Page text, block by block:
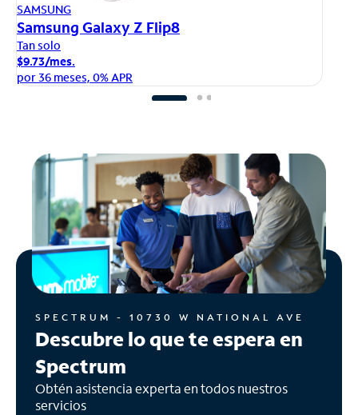
SAMSUNG
Samsung Galaxy Z Flip8
Tan solo
$9.73/mes.
por 36 meses, 0% APR
SPECTRUM - 10730 W NATIONAL AVE
Descubre lo que te espera en
Spectrum
Obtén asistencia experta en todos nuestros
servicios